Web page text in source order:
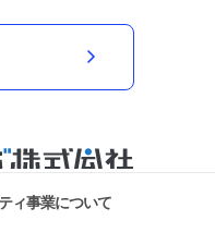
ィ事業について